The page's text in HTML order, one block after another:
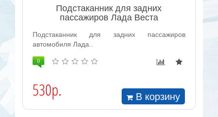
Подстаканник для задних
пассажиров Лада Веста
Подстаканник для задних пассажиров
автомобиля Лада..
0
530р. В корзину